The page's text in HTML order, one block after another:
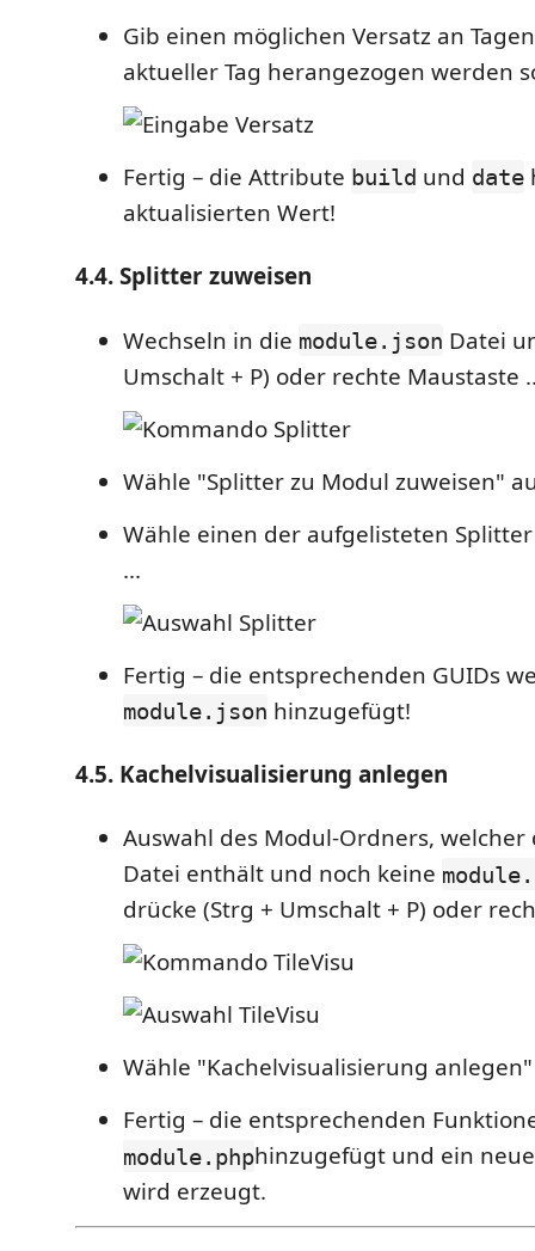
Gib einen möglichen Versatz an
aktueller Tag herangezogen werden
Fertig – die Attribute build und date
aktualisierten Wert!
4.4. Splitter zuweisen
Wechseln in die module.json Datei
Umschalt + P) oder rechte Maustaste
Wähle "Splitter zu Modul zuweisen"
Wähle einen der aufgelisteten
...
Fertig – die entsprechenden GUIDs
module.json hinzugefügt!
4.5. Kachelvisualisierung anlegen
Auswahl des Modul-Ordners,
Datei enthält und noch keine
drücke (Strg + Umschalt + P) oder
Wähle "Kachelvisualisierung
Fertig – die entsprechenden
module.phphinzugefügt und ein
wird erzeugt.